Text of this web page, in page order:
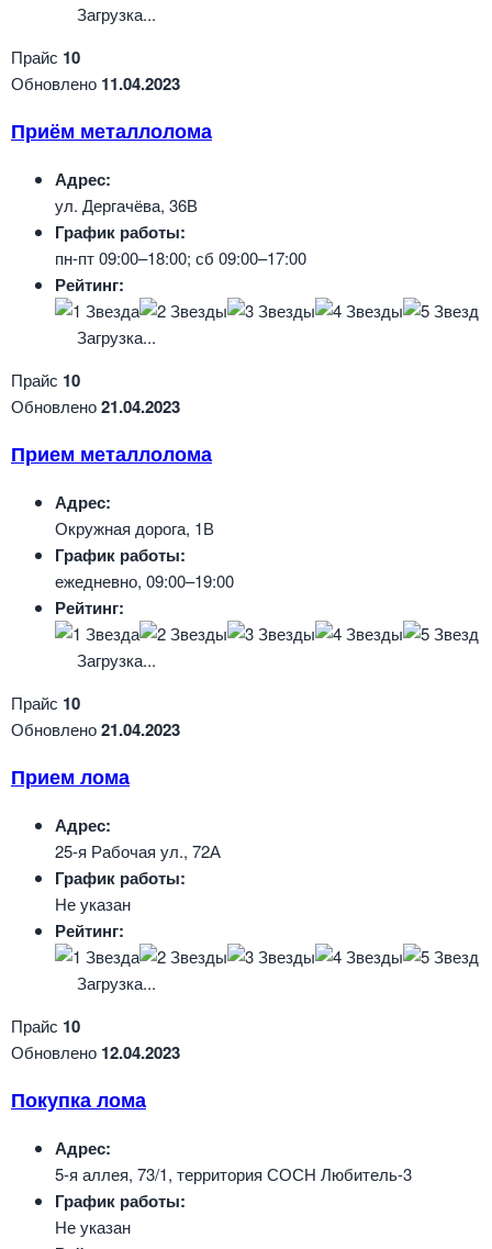
Загрузка...
Прайс 10
Обновлено 11.04.2023
Приём металлолома
Адрес:
ул. Дергачёва, 36В
График работы:
пн-пт 09:00–18:00; сб 09:00–17:00
Рейтинг:
Загрузка...
Прайс 10
Обновлено21.04.2023
Прием металлолома
Адрес:
Окружная дорога, 1В
График работы:
ежедневно, 09:00–19:00
Рейтинг:
Загрузка...
Прайс 10
Обновлено21.04.2023
Прием лома
Адрес:
25-я Рабочая ул., 72А
График работы:
Не указан
Рейтинг:
Загрузка...
Прайс 10
Обновлено 12.04.2023
Покупка лома
Адрес:
5-я аллея, 73/1, территория СОСН Любитель-3
График работы:
Не указан